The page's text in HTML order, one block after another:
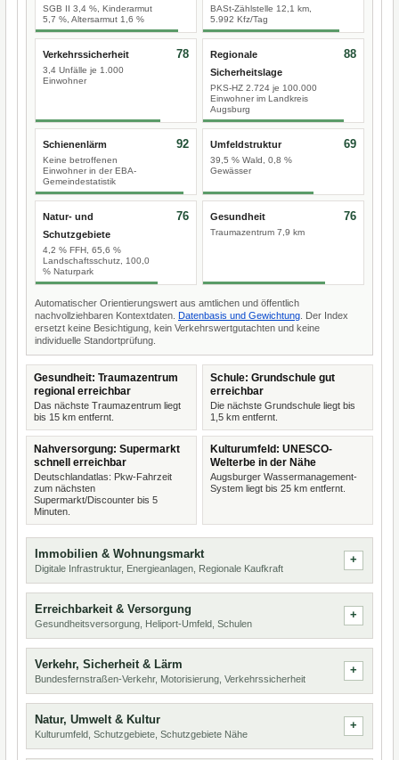
SGB II 3,4 %, Kinderarmut
5,7 %, Altersarmut 1,6 %
BASt-Zählstelle 12,1 km,
5.992 Kfz/Tag
Verkehrssicherheit
3,4 Unfälle je 1.000
Einwohner
78
Regionale
Sicherheitslage
PKS-HZ 2.724 je 100.000
Einwohner im Landkreis
Augsburg
88
Schienenlärm
Keine betroffenen
Einwohner in der EBA-
Gemeindestatistik
92 Umfeldstruktur
39,5 % Wald, 0,8 %
Gewässer
69
Natur- und
Schutzgebiete
4,2 % FFH, 65,6 %
Landschaftsschutz, 100,0
% Naturpark
76 Gesundheit
Traumazentrum 7,9 km
76
Automatischer Orientierungswert aus amtlichen und öffentlich
nachvollziehbaren Kontextdaten. Datenbasis und Gewichtung . Der Index
ersetzt keine Besichtigung, kein Verkehrswertgutachten und keine
individuelle Standortprüfung.
Gesundheit: Traumazentrum
regional erreichbar
Das nächste Traumazentrum liegt
bis 15 km entfernt.
Schule: Grundschule gut
erreichbar
Die nächste Grundschule liegt bis
1,5 km entfernt.
Nahversorgung: Supermarkt
schnell erreichbar
Deutschlandatlas: Pkw-Fahrzeit
zum nächsten
Supermarkt/Discounter bis 5
Minuten.
Kulturumfeld: UNESCO-
Welterbe in der Nähe
Augsburger Wassermanagement-
System liegt bis 25 km entfernt.
Immobilien & Wohnungsmarkt
Digitale Infrastruktur, Energieanlagen, Regionale Kaufkraft
Erreichbarkeit & Versorgung
Gesundheitsversorgung, Heliport-Umfeld, Schulen
Verkehr, Sicherheit & Lärm
Bundesfernstraßen-Verkehr, Motorisierung, Verkehrssicherheit
Natur, Umwelt & Kultur
Kulturumfeld, Schutzgebiete, Schutzgebiete Nähe